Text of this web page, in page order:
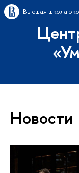
Высшая школа
Новости